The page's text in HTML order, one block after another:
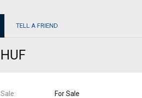
TELL A FRIEND
For Sale